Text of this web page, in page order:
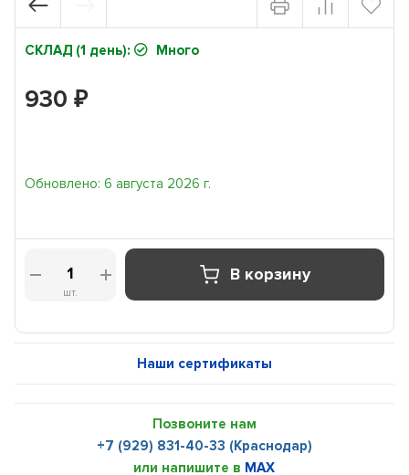
СКЛАД (1 день): Много
930₽
Обновлено: 6 августа 2026 г.
шт.
В корзину
Наши сертификаты
Позвоните нам
+7 (929) 831-40-33 (Краснодар)
или напишите в MAX